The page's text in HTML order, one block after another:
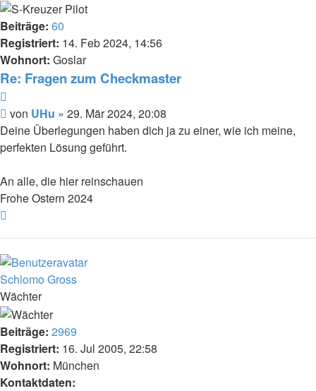
Beiträge: 60
Registriert: 14. Feb 2024, 14:56
Wohnort: Goslar
Re: Fragen zum Checkmaster
Beitrag
von UHu » 29. Mär 2024, 20:08
Deine Überlegungen haben dich ja zu einer, wie ich meine,
perfekten Lösung geführt.
An alle, die hier reinschauen
Frohe Ostern 2024
Schlomo Gross
Wächter
Beiträge: 2969
Registriert: 16. Jul 2005, 22:58
Wohnort: München
Kontaktdaten: